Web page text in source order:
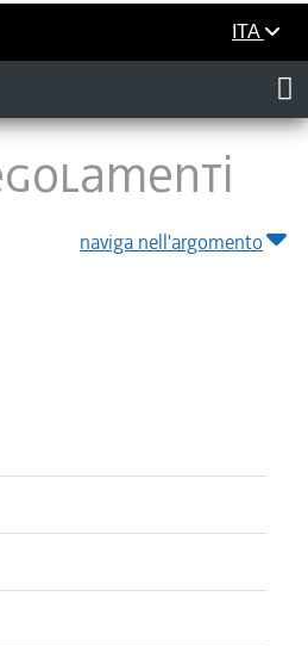
ITA
naviga nell'argomento